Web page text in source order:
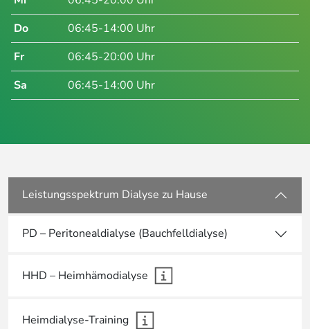
Do
06:45-14:00 Uhr
Fr
06:45-20:00 Uhr
Sa
06:45-14:00 Uhr
Leistungsspektrum Dialyse zu Hause
PD – Peritonealdialyse (Bauchfelldialyse)
HHD – Heimhämodialyse
Heimdialyse-Training